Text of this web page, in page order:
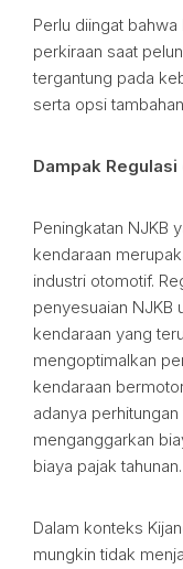
Perlu diingat
perkiraan saat
tergantung pada
serta opsi
Dampak
Peningkatan NJKB
kendaraan
industri otomotif.
penyesuaian NJKB
kendaraan yang
mengoptimalkan
kendaraan
adanya
menganggarkan
biaya pajak tahunan.
Dalam konteks
mungkin tidak